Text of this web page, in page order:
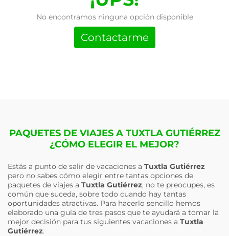
No encontramos ninguna opción disponible
Contactarme
PAQUETES DE VIAJES A TUXTLA GUTIÉRREZ
¿CÓMO ELEGIR EL MEJOR?
Estás a punto de salir de vacaciones a Tuxtla Gutiérrez
pero no sabes cómo elegir entre tantas opciones de
paquetes de viajes a Tuxtla Gutiérrez, no te preocupes, es
común que suceda, sobre todo cuando hay tantas
oportunidades atractivas. Para hacerlo sencillo hemos
elaborado una guía de tres pasos que te ayudará a tomar la
mejor decisión para tus siguientes vacaciones a Tuxtla
Gutiérrez.